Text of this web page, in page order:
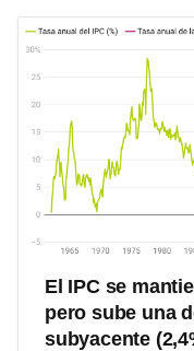
El IPC se
pero sube una
subyacente